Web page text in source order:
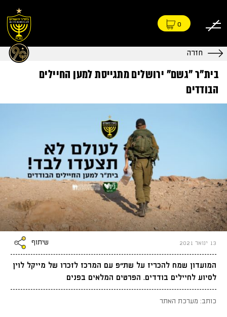
0
חזרה
בית"ר "גשם" ירושלים מתגייסת למען החיילים
הבודדים
13 ינואר 2021 שיתוף
המועדון שמח להכריז על שת״פ עם המרכז לזכרו של מייקל לוין
לסיוע לחיילים בודדים. הפרטים המלאים בפנים
כותב: מערכת האתר